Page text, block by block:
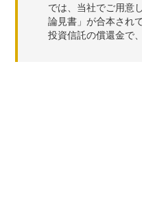
では、当社でご用意
論見書」が合本され
投資信託の償還金で